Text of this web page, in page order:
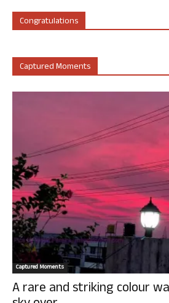
Congratulations
Captured Moments
Captured Moments
A rare and striking colour